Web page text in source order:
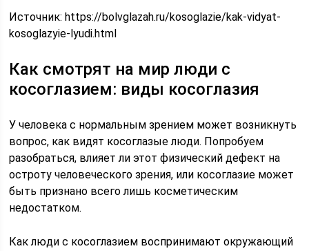
Источник:https://bolvglazah.ru/kosoglazie/kak-vidyat-
kosoglazyie-lyudi.html
Как смотрят на мир люди с
косоглазием: виды косоглазия
У человека с нормальным зрением может возникнуть
вопрос, как видят косоглазые люди. Попробуем
разобраться, влияет ли этот физический дефект на
остроту человеческого зрения, или косоглазие может
быть признано всего лишь косметическим
недостатком.
Как люди с косоглазием воспринимают окружающий